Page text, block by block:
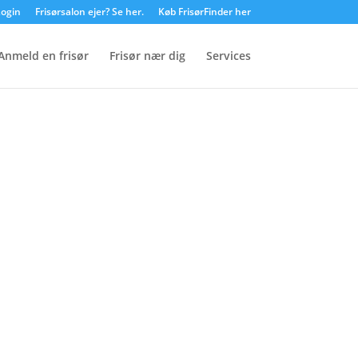
Frisørsalon ejer? Se her. Køb FrisørFinder her
en frisør Frisør nær dig Services